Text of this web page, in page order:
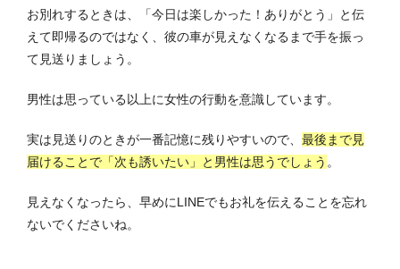
お別れするときは、「今日は楽しかった！ありがとう」と伝
えて即帰るのではなく、彼の車が見えなくなるまで手を振っ
て見送りましょう。
男性は思っている以上に女性の行動を意識しています。
実は見送りのときが一番記憶に残りやすいので、 最後まで見
届けることで「次も誘いたい」と男性は思うでしょう 。
見えなくなったら、早めにLINEでもお礼を伝えることを忘れ
ないでくださいね。